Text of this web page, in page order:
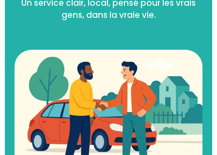
Un service clair, local, pensé pour les vrais
gens, dans la vraie vie.